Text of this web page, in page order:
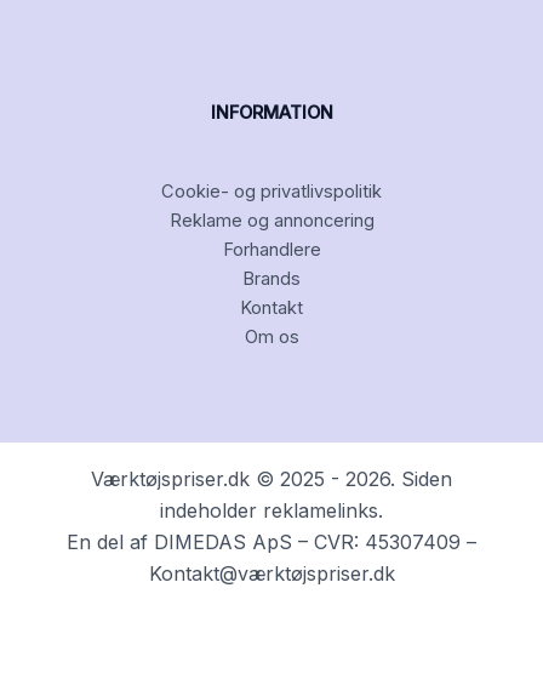
INFORMATION
Cookie- og privatlivspolitik
Reklame og annoncering
Forhandlere
Brands
Kontakt
Om os
Værktøjspriser.dk © 2025 - 2026. Siden
indeholder reklamelinks.
En del af DIMEDAS ApS – CVR: 45307409 –
Kontakt@værktøjspriser.dk